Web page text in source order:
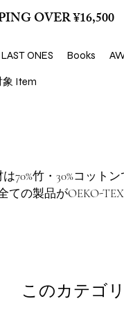
OVER ¥16,500
LAST ONES Books
象 Item
70%竹・30%コット
の製品がOEKO-TEX
このカテゴ